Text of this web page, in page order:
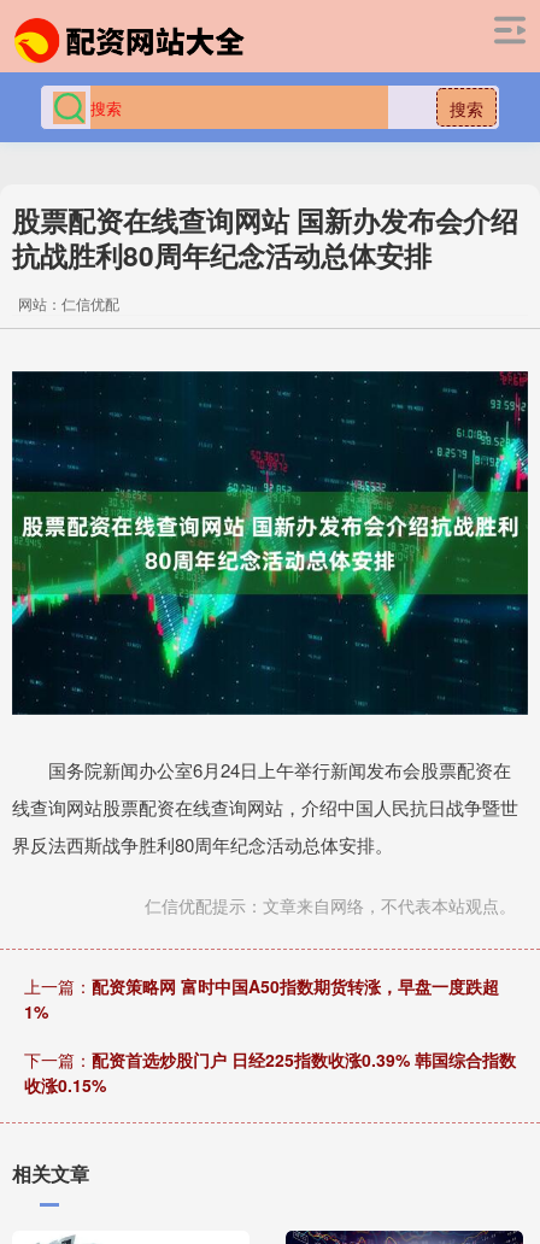
搜索
股票配资在线查询网站 国新办发布会介绍
抗战胜利80周年纪念活动总体安排
网站：仁信优配
国务院新闻办公室6月24日上午举行新闻发布会股票配资在
线查询网站股票配资在线查询网站，介绍中国人民抗日战争暨世
界反法西斯战争胜利80周年纪念活动总体安排。
仁信优配提示：文章来自网络，不代表本站观点。
上一篇： 配资策略网 富时中国A50指数期货转涨，早盘一度跌超
1%
下一篇： 配资首选炒股门户 日经225指数收涨0.39% 韩国综合指数
收涨0.15%
相关文章